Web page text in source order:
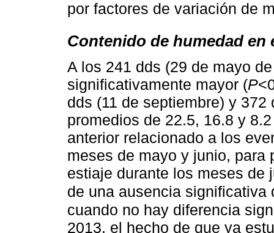
por factores de variación de
Contenido de humedad en
A los 241 dds (29 de mayo
significativamente mayor (P
dds (11 de septiembre) y
promedios de 22.5, 16.8 y
anterior relacionado a los
meses de mayo y junio, para
estiaje durante los meses de
de una ausencia significativa
cuando no hay diferencia
2013, el hecho de que ya